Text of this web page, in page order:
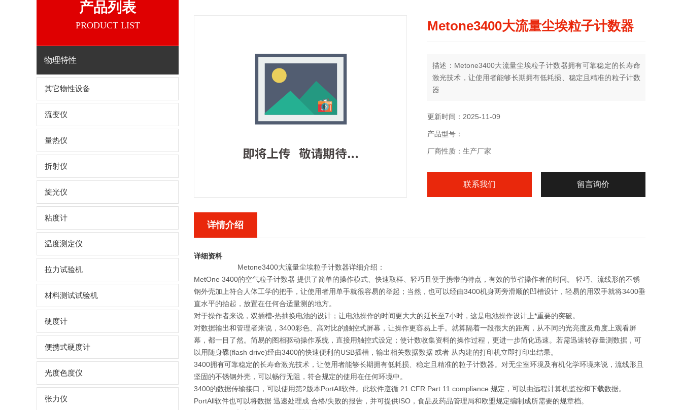
产品列表
PRODUCT LIST
物理特性
其它物性设备
流变仪
量热仪
折射仪
旋光仪
粘度计
温度测定仪
拉力试验机
材料测试试验机
硬度计
便携式硬度计
光度色度仪
张力仪
Metone3400大流量尘埃粒子计数器
描述：Metone3400大流量尘埃粒子计数器拥有可靠稳定的长寿命
激光技术，让使用者能够长期拥有低耗损、稳定且精准的粒子计数
器
更新时间：2025-11-09
产品型号：
厂商性质：生产厂家
联系我们 留言询价
详情介绍
详细资料
Metone3400大流量尘埃粒子计数器详细介绍：
MetOne 3400的空气粒子计数器 提供了简单的操作模式、快速取样、轻巧且便于携带的特点，有效的节省操作者的时间。 轻巧、流线形的不锈
钢外壳加上符合人体工学的把手，让使用者用单手就很容易的举起；当然，也可以经由3400机身两旁滑顺的凹槽设计，轻易的用双手就将3400垂
直水平的抬起，放置在任何合适量测的地方。
对于操作者来说，双插槽-热抽换电池的设计；让电池操作的时间更大大的延长至7小时，这是电池操作设计上*重要的突破。
对数据输出和管理者来说，3400彩色、高对比的触控式屏幕，让操作更容易上手。就算隔着一段很大的距离，从不同的光亮度及角度上观看屏
幕，都一目了然。简易的图相驱动操作系统，直接用触控式设定；使计数收集资料的操作过程，更进一步简化迅速。若需迅速转存量测数据，可
以用随身碟(flash drive)经由3400的快速便利的USB插槽，输出相关数据数据 或者 从内建的打印机立即打印出结果。
3400拥有可靠稳定的长寿命激光技术，让使用者能够长期拥有低耗损、稳定且精准的粒子计数器。对无尘室环境及有机化学环境来说，流线形且
坚固的不锈钢外壳，可以畅行无阻，符合规定的使用在任何环境中。
3400的数据传输接口，可以使用第2版本PortAll软件。此软件遵循 21 CFR Part 11 compliance 规定，可以由远程计算机监控和下载数据。
PortAll软件也可以将数据 迅速处理成 合格/失败的报告，并可提供ISO，食品及药品管理局和欧盟规定编制成所需要的规章档。